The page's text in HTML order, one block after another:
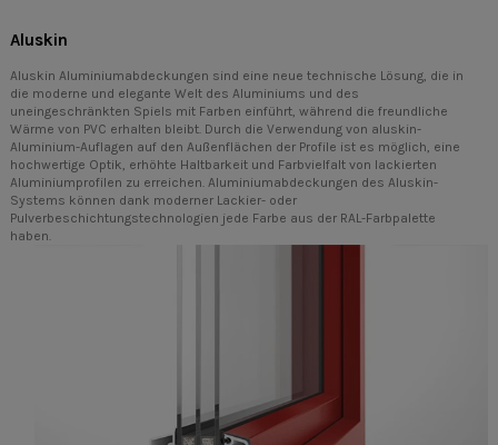
Aluskin
Aluskin Aluminiumabdeckungen sind eine neue technische Lösung, die in
die moderne und elegante Welt des Aluminiums und des
uneingeschränkten Spiels mit Farben einführt, während die freundliche
Wärme von PVC erhalten bleibt. Durch die Verwendung von aluskin-
Aluminium-Auflagen auf den Außenflächen der Profile ist es möglich, eine
hochwertige Optik, erhöhte Haltbarkeit und Farbvielfalt von lackierten
Aluminiumprofilen zu erreichen. Aluminiumabdeckungen des Aluskin-
Systems können dank moderner Lackier- oder
Pulverbeschichtungstechnologien jede Farbe aus der RAL-Farbpalette
haben.